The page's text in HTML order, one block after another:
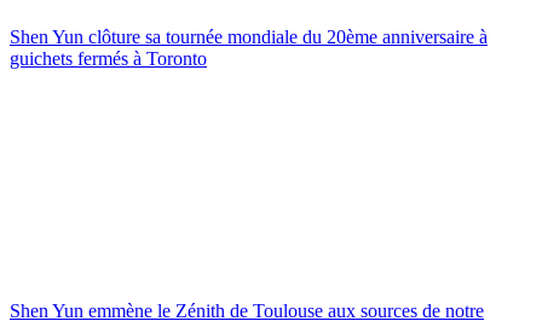
Shen Yun clôture sa tournée mondiale du 20ème anniversaire à
guichets fermés à Toronto
Shen Yun emmène le Zénith de Toulouse aux sources de notre